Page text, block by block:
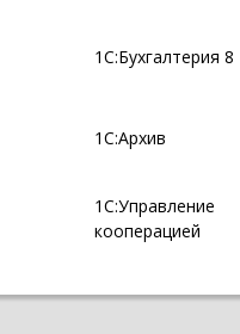
1С:Бухгалтерия 8
1С:Архив
1С:Управление
кооперацией